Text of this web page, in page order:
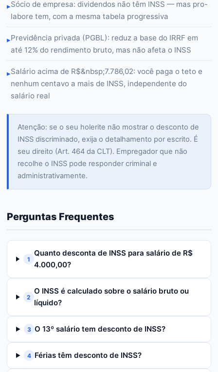
▸Sócio de empresa: dividendos não têm INSS — mas pro-
labore tem, com a mesma tabela progressiva
▸Previdência privada (PGBL): reduz a base do IRRF em
até 12% do rendimento bruto, mas não afeta o INSS
▸Salário acima de R$&nbsp;7.786,02: você paga o teto e
nenhum centavo a mais de INSS, independente do
salário real
Atenção: se o seu holerite não mostrar o desconto de
INSS discriminado, exija o detalhamento por escrito. É
seu direito (Art. 464 da CLT). Empregador que não
recolhe o INSS pode responder criminal e
administrativamente.
Perguntas Frequentes
1
Quanto desconta de INSS para salário de R$
4.000,00?
2
O INSS é calculado sobre o salário bruto ou
líquido?
3 O 13º salário tem desconto de INSS?
4 Férias têm desconto de INSS?